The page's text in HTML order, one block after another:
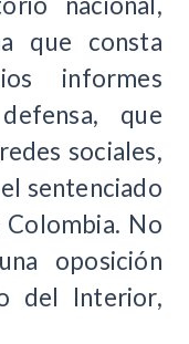
que consta
informes
que
sociales,
sentenciado
No
oposición
del Interior,